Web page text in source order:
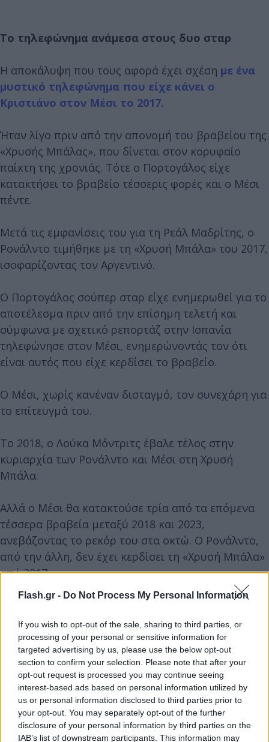
Flash.gr - Do Not Process My Personal Information
If you wish to opt-out of the sale, sharing to third parties, or
processing of your personal or sensitive information for
targeted advertising by us, please use the below opt-out
section to confirm your selection. Please note that after your
opt-out request is processed you may continue seeing
interest-based ads based on personal information utilized by
us or personal information disclosed to third parties prior to
your opt-out. You may separately opt-out of the further
disclosure of your personal information by third parties on the
IAB’s list of downstream participants. This information may
Το τηλεφώνημα ανάμεσα στους δυο σταρ
Η αποκάλυψη που τους αφορά έχει σχέση με ένα
μυστικό τηλεφώνημα που είχε κάνει ο
Κριστιάνο στον Μέσι το 2017.
Ήταν λίγο πριν από την απονομή του βραβείου της
«Χρυσής Μπάλας», που δίνεται στον κορυφαίο
παίκτη της χρονιάς. Τότε ο Πορτογάλος είχε
κατακτήσει το βραβείο τέσσερις φορές και ο Μέσι
πέντε.
Μετά τις εμφανίσεις του για τη Ρεάλ Μαδρίτης, ο
Ρονάλντο τιμήθηκε με τη «Χρυσή Μπάλα» του 2017,
ισοφαρίζοντας τον Αργεντινό.
Ο Πορτογάλος σούπερ σταρ είχε ενημερωθεί για το
αποτέλεσμα πριν από την επίσημη τελετή και
σύμφωνα με σχετικό ρεπορτάζ στην Ισπανία
τηλεφώνησε στον Μέσι, ενημερώνοντάς τον ότι
είναι αυτός που είχε κερδίσει το βραβείο.
Ο Μέσι, χωρίς κανέναν δισταγμό, τον συνεχάρη για
το επίτευγμά του.
Το 2018, ο Λούκα Μόντριτς έβαλε τέλος στην
κυριαρχία των Ρονάλντο και Μέσι στη Χρυσή
Μπάλα.
Αλλά ο Μέσι θα κατακτούσε τρία από τα επόμενα
τέσσερα βραβεία μεταξύ 2018 και 2023,
ανεβάζοντας το ρεκόρ του στα οκτώ. Ο Ρονάλντο,
από την άλλη, δεν έχει κερδίσει τη «Χρυσή Μπάλα»
από 2017.
Είναι φίλοι ο Κριστιάνο Ρονάλντο και ο Λιονέλ
Μέσι;